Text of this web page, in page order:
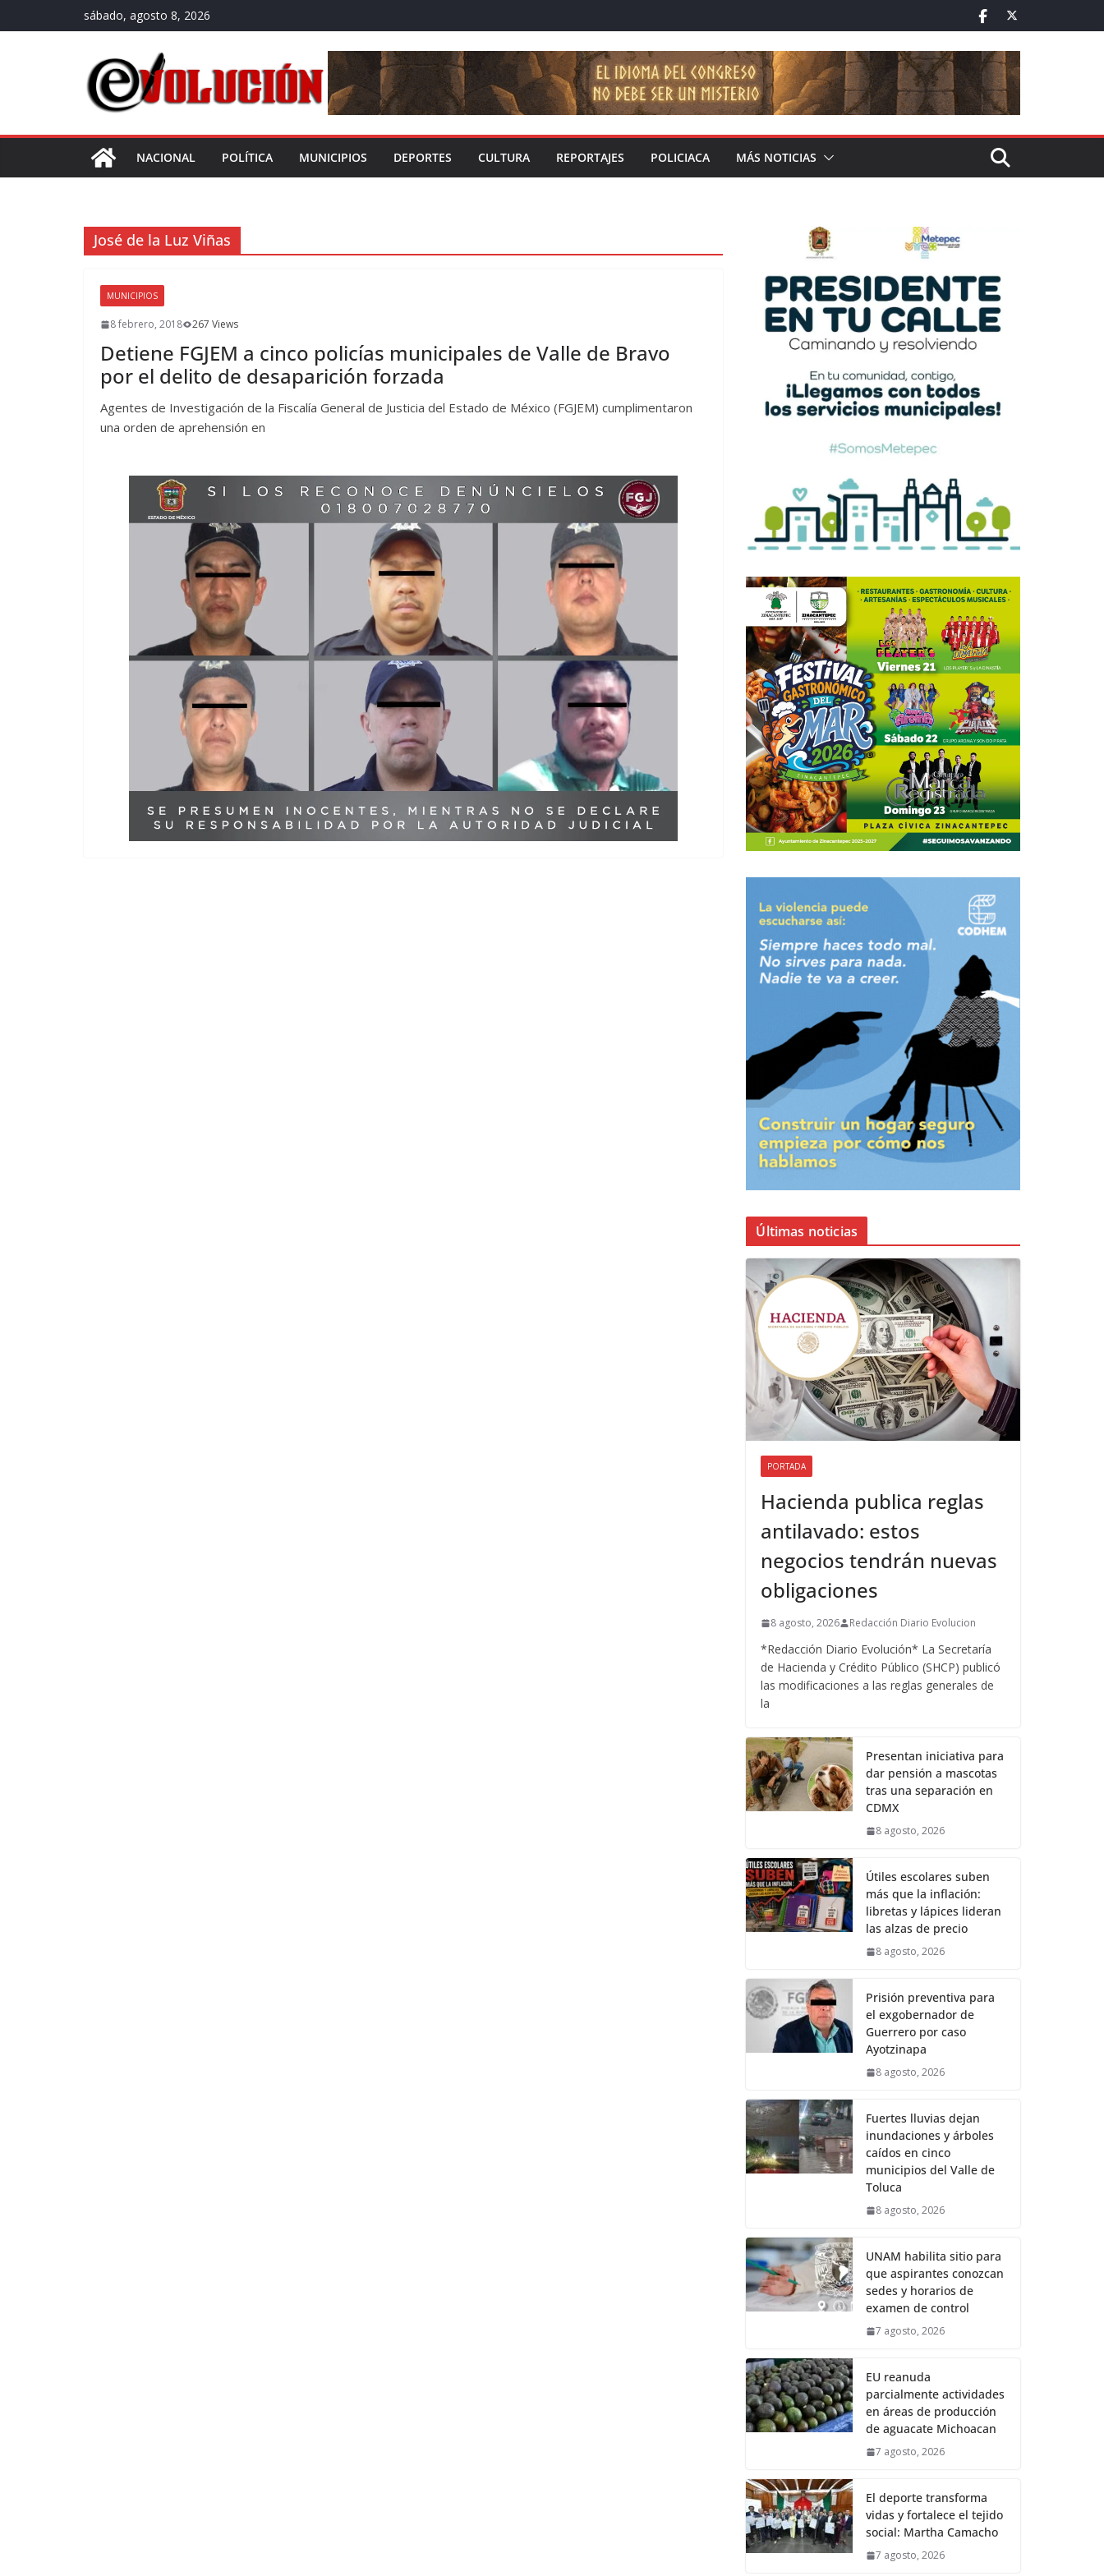
al
sábado, agosto 8, 2026
NACIONAL POLÍTICA MUNICIPIOS DEPORTES CULTURA REPORTAJES POLICIACA MÁS NOTICIAS
José de la Luz Viñas
MUNICIPIOS
8 febrero, 2018 267 Views
Detiene FGJEM a cinco policías municipales de Valle de Bravo
por el delito de desaparición forzada
Agentes de Investigación de la Fiscalía General de Justicia del Estado de México (FGJEM) cumplimentaron
una orden de aprehensión en
Últimas noticias
PORTADA
Hacienda publica reglas
antilavado: estos
negocios tendrán nuevas
obligaciones
8 agosto, 2026 Redacción Diario Evolucion
*Redacción Diario Evolución* La Secretaría
de Hacienda y Crédito Público (SHCP) publicó
las modificaciones a las reglas generales de
la
Presentan iniciativa para
dar pensión a mascotas
tras una separación en
CDMX
8 agosto, 2026
Útiles escolares suben
más que la inflación:
libretas y lápices lideran
las alzas de precio
8 agosto, 2026
Prisión preventiva para
el exgobernador de
Guerrero por caso
Ayotzinapa
8 agosto, 2026
Fuertes lluvias dejan
inundaciones y árboles
caídos en cinco
municipios del Valle de
Toluca
8 agosto, 2026
UNAM habilita sitio para
que aspirantes conozcan
sedes y horarios de
examen de control
7 agosto, 2026
EU reanuda
parcialmente actividades
en áreas de producción
de aguacate Michoacan
7 agosto, 2026
El deporte transforma
vidas y fortalece el tejido
social: Martha Camacho
7 agosto, 2026